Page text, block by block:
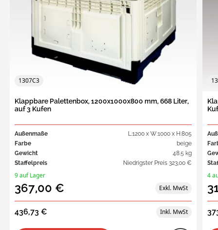
1307C3
Klappbare Palettenbox, 1200x1000x800 mm, 668 Liter,
auf 3 Kufen
Außenmaße
L:1200 x W:1000 x H:805
Farbe
beige
Gewicht
48.5 kg
Staffelpreis
Niedrigster Preis 323,00 €
9 auf Lager
367,00 €
436,73 €
4